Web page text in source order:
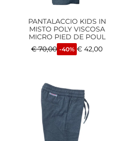
PANTALACCIO KIDS IN
MISTO POLY VISCOSA
MICRO PIED DE POUL
€70,00 -40% € 42,00